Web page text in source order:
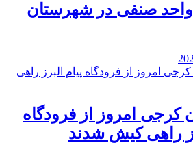
پلمب ۶ واحد صنفی در شهرستان
کرجی امروز از فرودگاه
راهی کیش شدند